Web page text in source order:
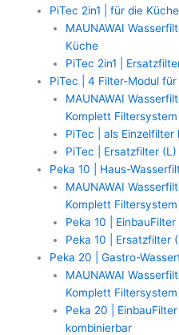
PiTec 2in1 | für die
MAUNAWAI
Küche
PiTec 2in1 |
PiTec | 4 Filter-Modul
MAUNAWAI
Komplett Filtersystem
PiTec | als Einzelfilter
PiTec | Ersatzfilter (L)
Peka 10 | Haus-
MAUNAWAI
Komplett Filtersystem
Peka 10 |
Peka 10 | Ersatzfilter
Peka 20 | Gastro-
MAUNAWAI
Komplett Filtersystem
Peka 20 |
kombinierbar